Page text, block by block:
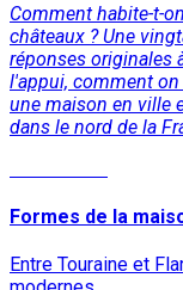
Comment habite-t-
châteaux ? Une
réponses originales
l'appui, comment
une maison en ville
dans le nord de la
Formes de la
Entre Touraine et